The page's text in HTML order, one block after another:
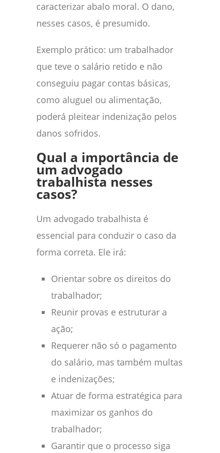
caracterizar abalo moral. O dano,
nesses casos, é presumido.
Exemplo prático: um trabalhador
que teve o salário retido e não
conseguiu pagar contas básicas,
como aluguel ou alimentação,
poderá pleitear indenização pelos
danos sofridos.
Qual a importância de
um advogado
trabalhista nesses
casos?
Um advogado trabalhista é
essencial para conduzir o caso da
forma correta. Ele irá:
Orientar sobre os direitos do
trabalhador;
Reunir provas e estruturar a
ação;
Requerer não só o pagamento
do salário, mas também multas
e indenizações;
Atuar de forma estratégica para
maximizar os ganhos do
trabalhador;
Garantir que o processo siga